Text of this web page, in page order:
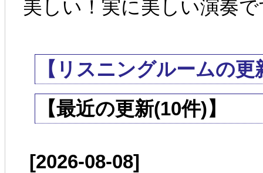
美しい！実に美しい演奏
【リスニングルームの更
【最近の更新(10件)】
[2026-08-08]